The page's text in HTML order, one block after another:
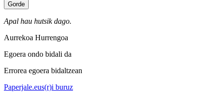
Gorde
Apal hau hutsik dago.
Aurrekoa Hurrengoa
Egoera ondo bidali da
Errorea egoera bidaltzean
Paperjale.eus(r)i buruz